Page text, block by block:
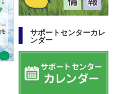
サポートセンターカレ
ンダー